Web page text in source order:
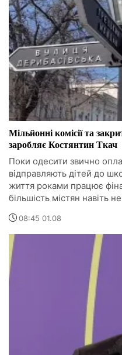
Мільйонні комісії та
заробляє Костянтин Ткач
Поки одесити звично
відправляють дітей до
життя роками працює
більшість містян навіть
08:45 01.08